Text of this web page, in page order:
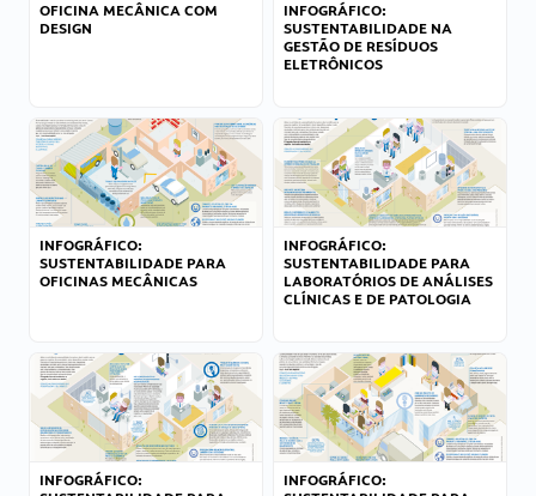
OFICINA MECÂNICA COM
DESIGN
INFOGRÁFICO:
SUSTENTABILIDADE NA
GESTÃO DE RESÍDUOS
ELETRÔNICOS
INFOGRÁFICO:
SUSTENTABILIDADE PARA
OFICINAS MECÂNICAS
INFOGRÁFICO:
SUSTENTABILIDADE PARA
LABORATÓRIOS DE ANÁLISES
CLÍNICAS E DE PATOLOGIA
INFOGRÁFICO:
INFOGRÁFICO: